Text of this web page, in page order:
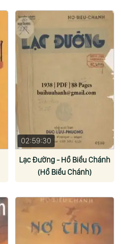
02:59:30
Lạc Đường - Hồ Biểu Chánh
(Hồ Biểu Chánh)